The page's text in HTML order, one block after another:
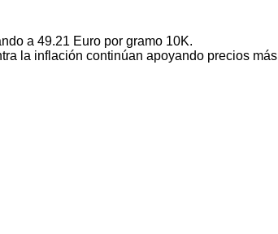
a 49.21 Euro por gramo 10K.
la inflación continúan apoyando precios más